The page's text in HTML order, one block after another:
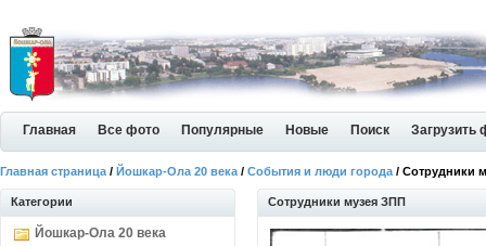
Главная Все фото Популярные Новые Поиск Загрузить
Главная страница / Йошкар-Ола 20 века / События и люди города / Сотрудники
Категории
Йошкар-Ола 20 века
Сотрудники музея ЗПП